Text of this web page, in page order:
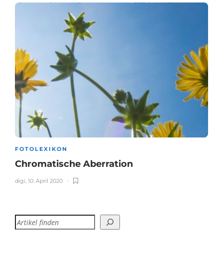
FOTOLEXIKON
Chromatische Aberration
digi, 10. April 2020